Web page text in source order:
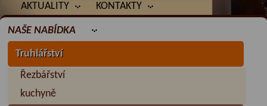
AKTUALITY KONTAKTY
NAŠE NABÍDKA
Truhlářství
Řezbářství
kuchyně